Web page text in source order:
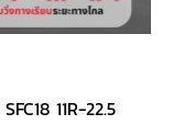
11R-22.5